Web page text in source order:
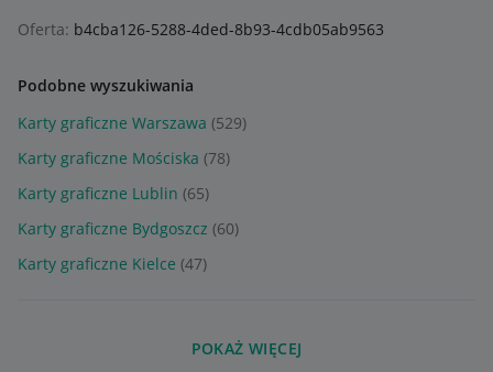
Oferta: b4cba126-5288-4ded-8b93-4cdb05ab9563
Podobne wyszukiwania
Karty graficzne Warszawa (529)
Karty graficzne Mościska (78)
Karty graficzne Lublin (65)
Karty graficzne Bydgoszcz (60)
Karty graficzne Kielce (47)
POKAŻ WIĘCEJ